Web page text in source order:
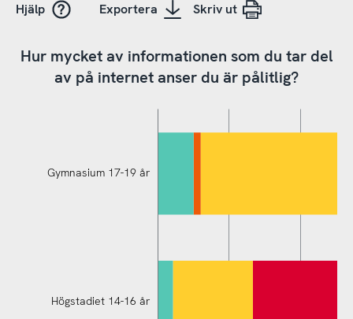
Hjälp Exportera Skriv ut
Hur mycket av informationen som du tar del
av på internet anser du är pålitlig?
Mellanstadiet 11-13 år
Gymnasium 17-19 år
Högstadiet 14-16 år